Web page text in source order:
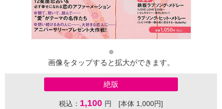
画像をタップすると拡大ができます。
絶版
税込： 1,100 円 [本体 1,000円]